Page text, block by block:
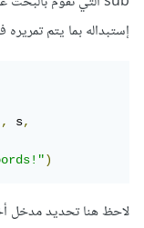
إستبداله بما يتم تمريره
, s,
)
لاحظ هنا تحديد مدخل